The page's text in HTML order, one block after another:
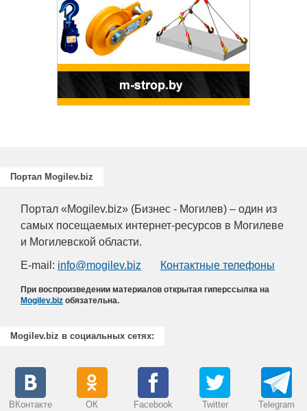
Подготовка, переподготовка и
повышение квалификации специалистов
для пищевых и перерабатывающих
отраслей АПК, а также предприятий
химической промышленности.
Портал Mogilev.biz
Портал «Mogilev.biz» (Бизнес - Могилев) – один из
самых посещаемых интернет-ресурсов в Могилеве
и Могилевской области.
E-mail: info@mogilev.biz Контактные телефоны
При воспроизведении материалов открытая гиперссылка на
Mogilev.biz обязательна.
Mogilev.biz в социальных сетях:
ВКонтакте ОК Facebook Twitter Telegram